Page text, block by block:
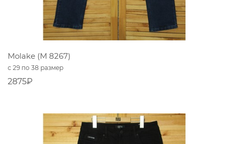
Molake (M 8267)
с 29 по 38 размер
2875₽